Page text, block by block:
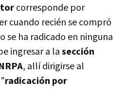
corresponde por
cuando recién se compró
se ha radicado en ninguna
ingresar a lasección
, allí dirigirse al
radicación por